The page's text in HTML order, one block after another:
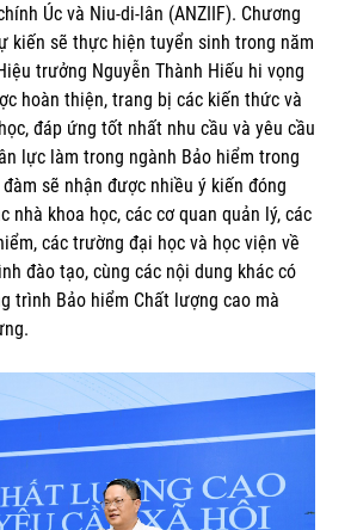
Úc và Niu-di-lân (ANZIIF). Chương
kiến sẽ thực hiện tuyển sinh trong năm
trưởng Nguyễn Thành Hiếu hi vọng
hoàn thiện, trang bị các kiến thức và
đáp ứng tốt nhất nhu cầu và yêu cầu
lực làm trong ngành Bảo hiểm trong
sẽ nhận được nhiều ý kiến đóng
nhà khoa học, các cơ quan quản lý, các
các trường đại học và học viện về
đào tạo, cùng các nội dung khác có
trình Bảo hiểm Chất lượng cao mà